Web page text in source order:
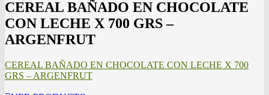
CEREAL BAÑADO EN CHOCOLATE
CON LECHE X 700 GRS –
ARGENFRUT
CEREAL BAÑADO EN CHOCOLATE CON LECHE X 700
GRS – ARGENFRUT